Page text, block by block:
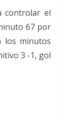
controlar el
67 por
los minutos
3 -1, gol